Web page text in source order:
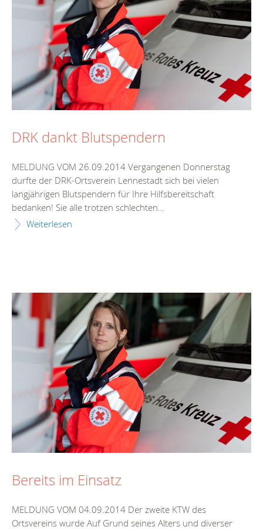
DRK dankt Blutspendern
MELDUNG VOM 26.09.2014 Vergangenen Donnerstag
durfte der DRK-Ortsverein Lennestadt sich bei vielen
langjährigen Blutspendern für Ihre Hilfsbereitschaft
bedanken! Sie alle trotzen schlechten...
Weiterlesen
Bereits im Einsatz
MELDUNG VOM 04.09.2014 Der zweite KTW des
Ortsvereins wurde Auf Grund seines Alters und diverser